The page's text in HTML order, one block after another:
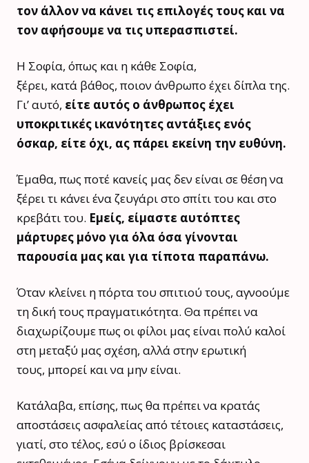
τον άλλον να κάνει τις επιλογές τους και να
τον αφήσουμε να τις υπερασπιστεί.
Η Σοφία, όπως και η κάθε Σοφία,
ξέρει, κατά βάθος, ποιον άνθρωπο έχει δίπλα της.
Γι’ αυτό, είτε αυτός ο άνθρωπος έχει
υποκριτικές ικανότητες αντάξιες ενός
όσκαρ, είτε όχι, ας πάρει εκείνη την ευθύνη.
Έμαθα, πως ποτέ κανείς μας δεν είναι σε θέση να
ξέρει τι κάνει ένα ζευγάρι στο σπίτι του και στο
κρεβάτι του. Εμείς, είμαστε αυτόπτες
μάρτυρες μόνο για όλα όσα γίνονται
παρουσία μας και για τίποτα παραπάνω.
Όταν κλείνει η πόρτα του σπιτιού τους, αγνοούμε
τη δική τους πραγματικότητα. Θα πρέπει να
διαχωρίζουμε πως οι φίλοι μας είναι πολύ καλοί
στη μεταξύ μας σχέση, αλλά στην ερωτική
τους, μπορεί και να μην είναι.
Κατάλαβα, επίσης, πως θα πρέπει να κρατάς
αποστάσεις ασφαλείας από τέτοιες καταστάσεις,
γιατί, στο τέλος, εσύ ο ίδιος βρίσκεσαι